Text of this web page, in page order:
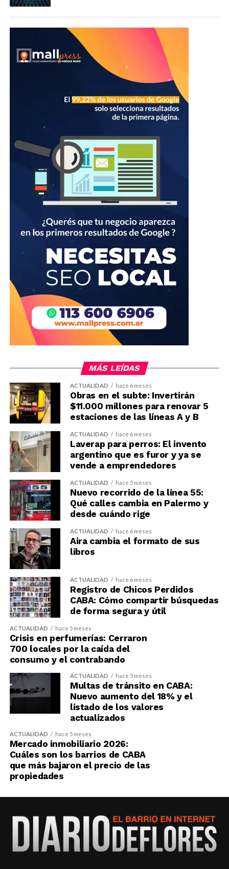
MÁS LEÍDAS
ACTUALIDAD hace 6 meses
Obras en el subte: Invertirán
$11.000 millones para renovar 5
estaciones de las líneas A y B
ACTUALIDAD hace 6 meses
Laverap para perros: El invento
argentino que es furor y ya se
vende a emprendedores
ACTUALIDAD hace 5 meses
Nuevo recorrido de la línea 55:
Qué calles cambia en Palermo y
desde cuándo rige
ACTUALIDAD hace 6 meses
Aira cambia el formato de sus
libros
ACTUALIDAD hace 6 meses
Registro de Chicos Perdidos
CABA: Cómo compartir búsquedas
de forma segura y útil
ACTUALIDAD hace 5 meses
Crisis en perfumerías: Cerraron
700 locales por la caída del
consumo y el contrabando
ACTUALIDAD hace 5 meses
Multas de tránsito en CABA:
Nuevo aumento del 18% y el
listado de los valores
actualizados
ACTUALIDAD hace 5 meses
Mercado inmobiliario 2026:
Cuáles son los barrios de CABA
que más bajaron el precio de las
propiedades